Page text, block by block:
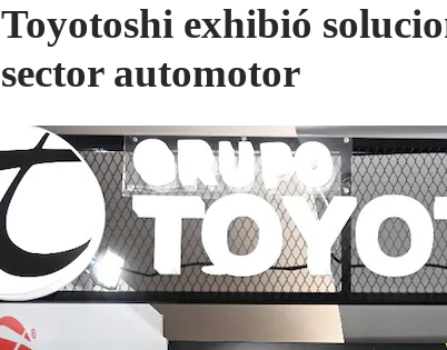
Toyotoshi exhibió
sector automotor